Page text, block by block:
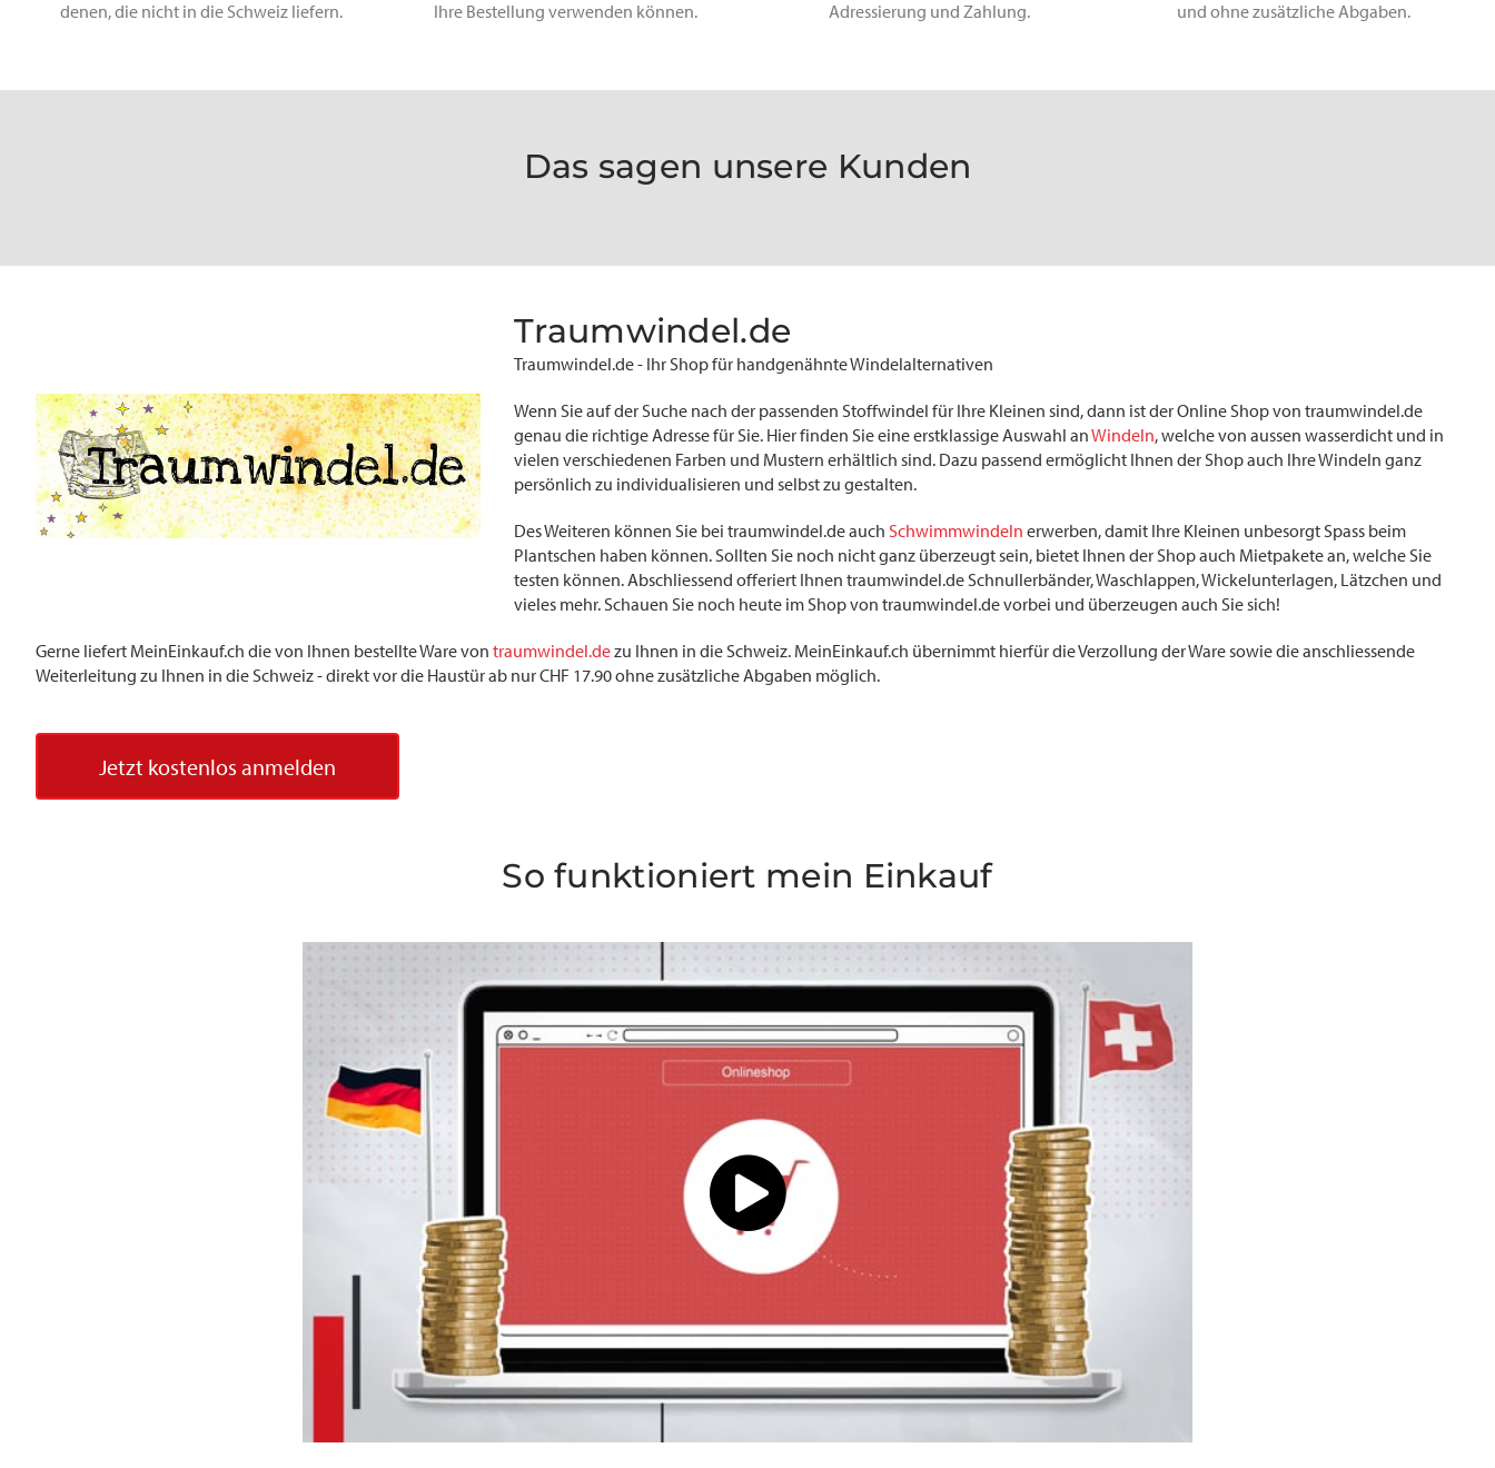
denen, die nicht in die Schweiz liefern.
Ihre Bestellung verwenden können.
Adressierung und Zahlung.
und ohne zusätzliche Abgaben.
Das sagen unsere Kunden
Traumwindel.de
Traumwindel.de - Ihr Shop für handgenähnte Windelalternativen
Wenn Sie auf der Suche nach der passenden Stoffwindel für Ihre Kleinen sind, dann ist der Online Shop von traumwindel.de
genau die richtige Adresse für Sie. Hier finden Sie eine erstklassige Auswahl anWindeln, welche von aussen wasserdicht und in
vielen verschiedenen Farben und Mustern erhältlich sind. Dazu passend ermöglicht Ihnen der Shop auch Ihre Windeln ganz
persönlich zu individualisieren und selbst zu gestalten.
Des Weiteren können Sie bei traumwindel.de auch Schwimmwindeln erwerben, damit Ihre Kleinen unbesorgt Spass beim
Plantschen haben können. Sollten Sie noch nicht ganz überzeugt sein, bietet Ihnen der Shop auch Mietpakete an, welche Sie
testen können. Abschliessend offeriert Ihnen traumwindel.de Schnullerbänder, Waschlappen, Wickelunterlagen, Lätzchen und
vieles mehr. Schauen Sie noch heute im Shop von traumwindel.de vorbei und überzeugen auch Sie sich!
Gerne liefert MeinEinkauf.ch die von Ihnen bestellte Ware von traumwindel.dezu Ihnen in die Schweiz. MeinEinkauf.ch übernimmt hierfür die Verzollung der Ware sowie die anschliessende
Weiterleitung zu Ihnen in die Schweiz - direkt vor die Haustür ab nur CHF 17.90 ohne zusätzliche Abgaben möglich.
Jetzt kostenlos anmelden
So funktioniert mein Einkauf